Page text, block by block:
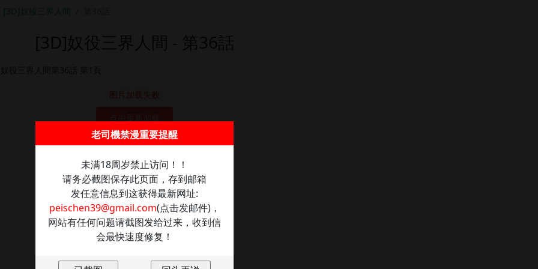
[3D]奴役三界人間
图片加载失败
老司機禁漫重要提醒
未满18周岁禁止访问！！
请务必截图保存此页面，存到邮箱
发任意信息到这获得最新网址:
peischen39@gmail.com(点击发邮件)，
网站有任何问题请截图发给过来，收到信
会最快速度修复！